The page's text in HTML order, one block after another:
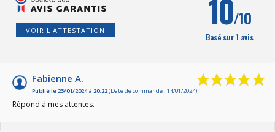
VOIR L'ATTESTATION 10/10
Basé sur 1 avis
Fabienne A.
Publié le 23/01/2024 à 20:22(Date de commande : 14/01/2024)
Répond à mes attentes.